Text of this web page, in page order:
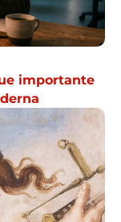
importante